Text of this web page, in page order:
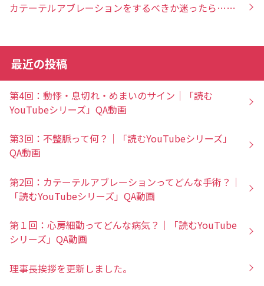
カテーテルアブレーションをするべきか迷ったら……
最近の投稿
第4回：動悸・息切れ・めまいのサイン｜「読む
YouTubeシリーズ」QA動画
第3回：不整脈って何？｜「読むYouTubeシリーズ」
QA動画
第2回：カテーテルアブレーションってどんな手術？｜
「読むYouTubeシリーズ」QA動画
第１回：心房細動ってどんな病気？｜「読むYouTube
シリーズ」QA動画
理事長挨拶を更新しました。